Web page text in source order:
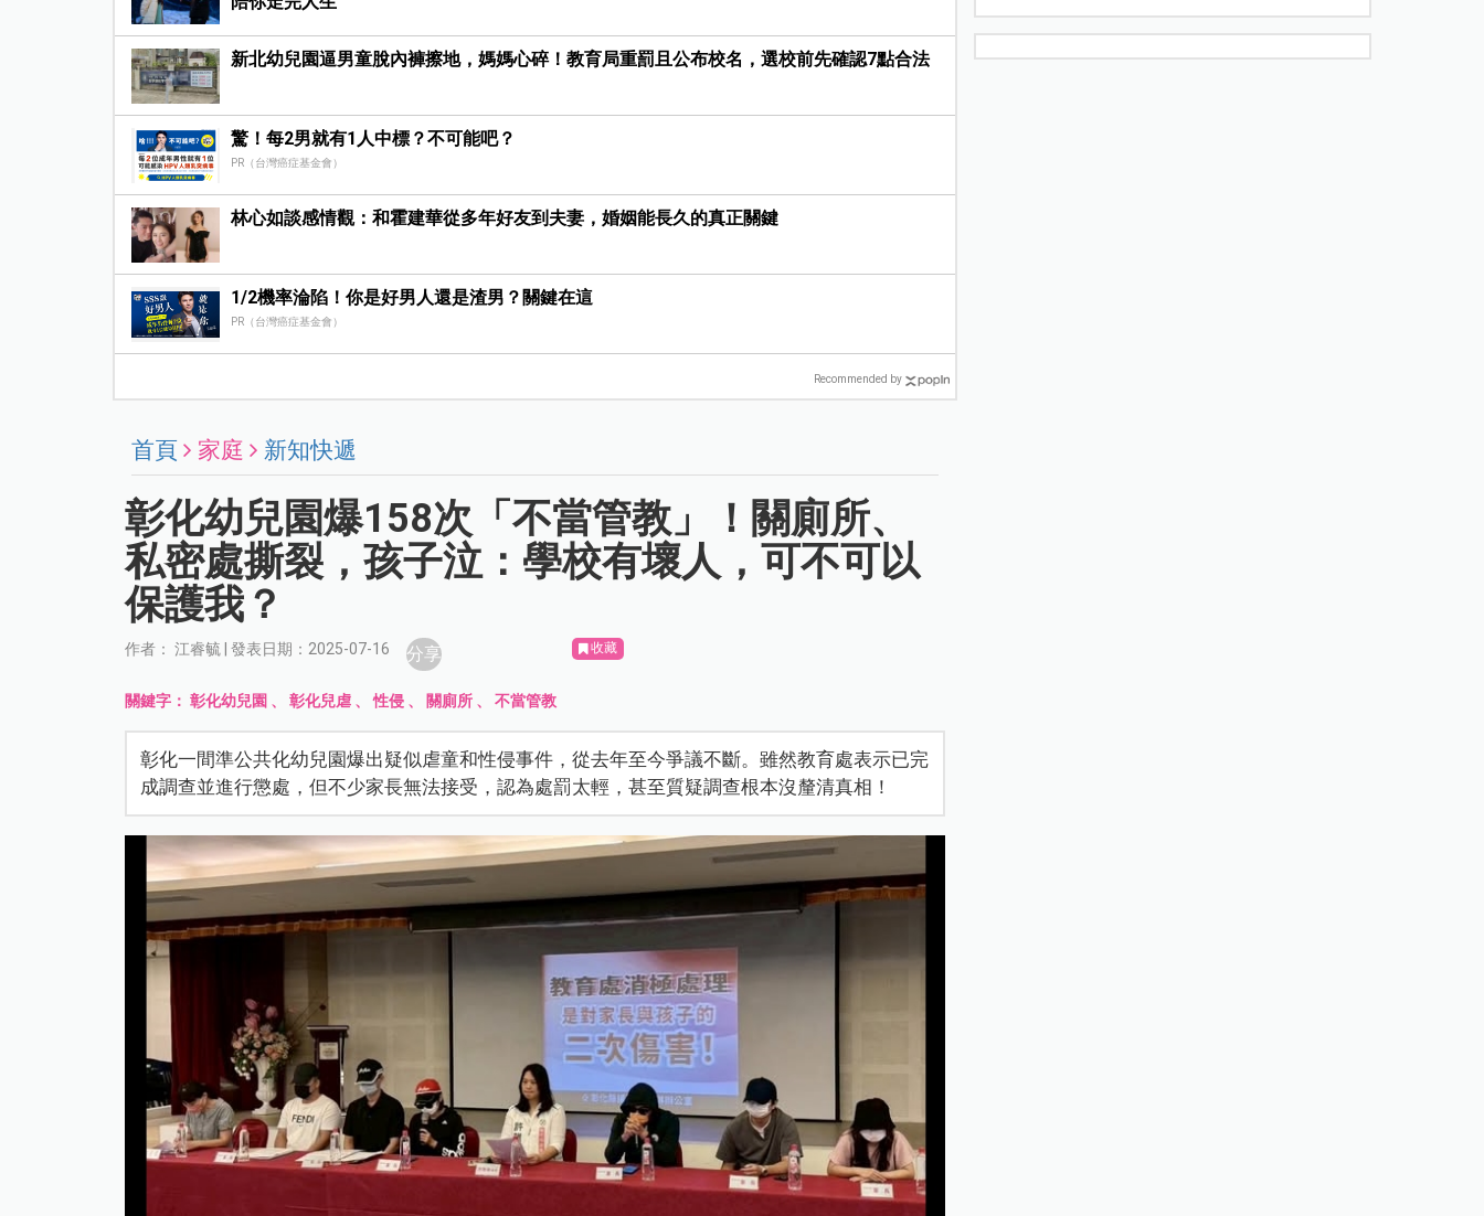
新北幼兒園逼男童脫內褲擦地，媽媽心碎！教育局重罰且公布校名，選校前先確認7點合法
驚！每2男就有1人中標？不可能吧？
PR（台灣癌症基金會）
林心如談感情觀：和霍建華從多年好友到夫妻，婚姻能長久的真正關鍵
1/2機率淪陷！你是好男人還是渣男？關鍵在這
PR（台灣癌症基金會）
Recommended by
首頁 家庭 新知快遞
彰化幼兒園爆158次「不當管教」！關廁所、
私密處撕裂，孩子泣：學校有壞人，可不可以
保護我？
作者： 江睿毓 | 發表日期：2025-07-16 分享 收藏
關鍵字：彰化幼兒園 、彰化兒虐 、性侵 、 關廁所 、不當管教
彰化一間準公共化幼兒園爆出疑似虐童和性侵事件，從去年至今爭議不斷。雖然教育處表示已完
成調查並進行懲處，但不少家長無法接受，認為處罰太輕，甚至質疑調查根本沒釐清真相！